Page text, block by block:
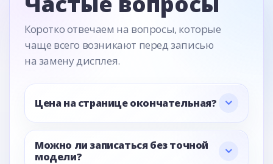
Коротко отвечаем на вопросы, которые
чаще всего возникают перед записью
на замену дисплея.
Цена на странице окончательная?
Можно ли записаться без точной
модели?